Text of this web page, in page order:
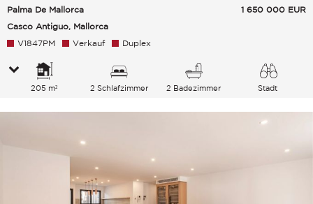
Palma De Mallorca
Casco Antiguo, Mallorca
1 650 000 EUR
V1847PM Verkauf Duplex
205 m² 2 Schlafzimmer 2 Badezimmer Stadt